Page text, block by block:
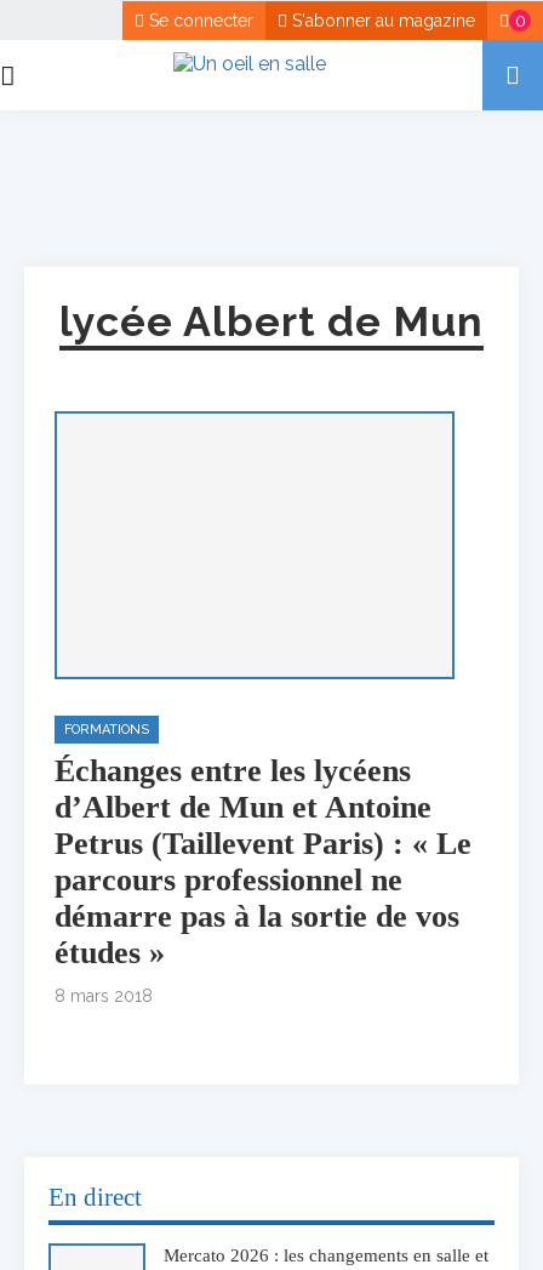
0
S'abonner au magazine
Se connecter
lycée Albert de Mun
FORMATIONS
Échanges entre les lycéens
d’Albert de Mun et Antoine
Petrus (Taillevent Paris) : « Le
parcours professionnel ne
démarre pas à la sortie de vos
études »
8 mars 2018
En direct
Mercato 2026 : les changements en salle et